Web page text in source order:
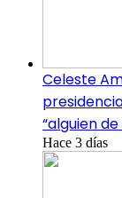
Celeste
“alguien
Hace 3 días